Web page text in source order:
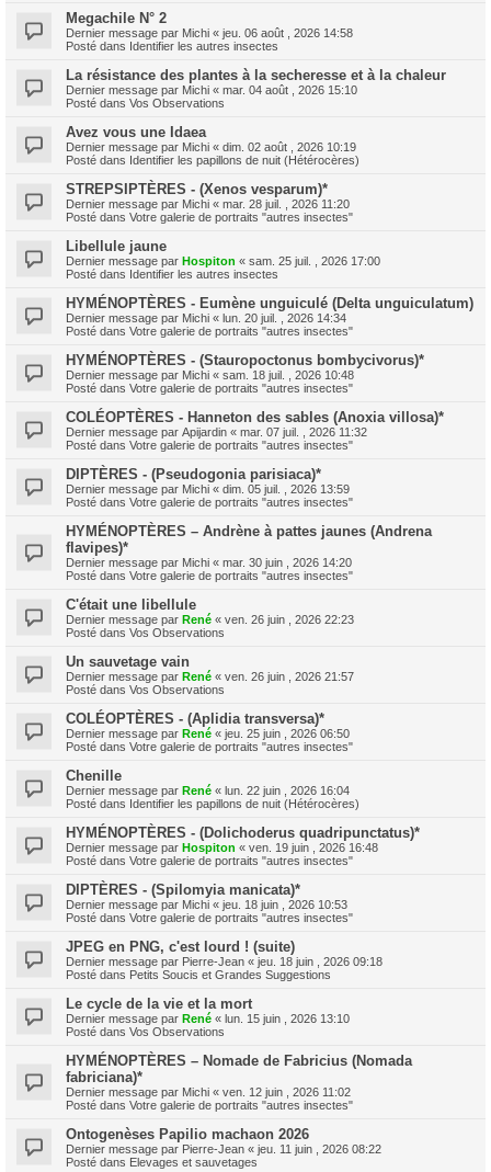
Megachile N° 2
Dernier message par Michi « jeu. 06 août , 2026 14:58
Posté dans Identifier les autres insectes
La résistance des plantes à la secheresse et à la chaleur
Dernier message par Michi « mar. 04 août , 2026 15:10
Posté dans Vos Observations
Avez vous une Idaea
Dernier message par Michi « dim. 02 août , 2026 10:19
Posté dans Identifier les papillons de nuit (Hétérocères)
STREPSIPTÈRES - (Xenos vesparum)*
Dernier message par Michi « mar. 28 juil. , 2026 11:20
Posté dans Votre galerie de portraits "autres insectes"
Libellule jaune
Dernier message par Hospiton « sam. 25 juil. , 2026 17:00
Posté dans Identifier les autres insectes
HYMÉNOPTÈRES - Eumène unguiculé (Delta unguiculatum)
Dernier message par Michi « lun. 20 juil. , 2026 14:34
Posté dans Votre galerie de portraits "autres insectes"
HYMÉNOPTÈRES - (Stauropoctonus bombycivorus)*
Dernier message par Michi « sam. 18 juil. , 2026 10:48
Posté dans Votre galerie de portraits "autres insectes"
COLÉOPTÈRES - Hanneton des sables (Anoxia villosa)*
Dernier message par Apijardin « mar. 07 juil. , 2026 11:32
Posté dans Votre galerie de portraits "autres insectes"
DIPTÈRES - (Pseudogonia parisiaca)*
Dernier message par Michi « dim. 05 juil. , 2026 13:59
Posté dans Votre galerie de portraits "autres insectes"
HYMÉNOPTÈRES – Andrène à pattes jaunes (Andrena
flavipes)*
Dernier message par Michi « mar. 30 juin , 2026 14:20
Posté dans Votre galerie de portraits "autres insectes"
C'était une libellule
Dernier message par René « ven. 26 juin , 2026 22:23
Posté dans Vos Observations
Un sauvetage vain
Dernier message par René « ven. 26 juin , 2026 21:57
Posté dans Vos Observations
COLÉOPTÈRES - (Aplidia transversa)*
Dernier message par René « jeu. 25 juin , 2026 06:50
Posté dans Votre galerie de portraits "autres insectes"
Chenille
Dernier message par René « lun. 22 juin , 2026 16:04
Posté dans Identifier les papillons de nuit (Hétérocères)
HYMÉNOPTÈRES - (Dolichoderus quadripunctatus)*
Dernier message par Hospiton « ven. 19 juin , 2026 16:48
Posté dans Votre galerie de portraits "autres insectes"
DIPTÈRES - (Spilomyia manicata)*
Dernier message par Michi « jeu. 18 juin , 2026 10:53
Posté dans Votre galerie de portraits "autres insectes"
JPEG en PNG, c'est lourd ! (suite)
Dernier message par Pierre-Jean « jeu. 18 juin , 2026 09:18
Posté dans Petits Soucis et Grandes Suggestions
Le cycle de la vie et la mort
Dernier message par René « lun. 15 juin , 2026 13:10
Posté dans Vos Observations
HYMÉNOPTÈRES – Nomade de Fabricius (Nomada
fabriciana)*
Dernier message par Michi « ven. 12 juin , 2026 11:02
Posté dans Votre galerie de portraits "autres insectes"
Ontogenèses Papilio machaon 2026
Dernier message par Pierre-Jean « jeu. 11 juin , 2026 08:22
Posté dans Elevages et sauvetages